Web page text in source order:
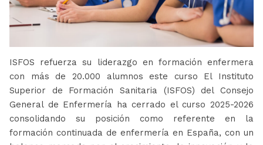
ISFOS refuerza su liderazgo en formación enfermera
con más de 20.000 alumnos este curso El Instituto
Superior de Formación Sanitaria (ISFOS) del Consejo
General de Enfermería ha cerrado el curso 2025-2026
consolidando su posición como referente en la
formación continuada de enfermería en España, con un